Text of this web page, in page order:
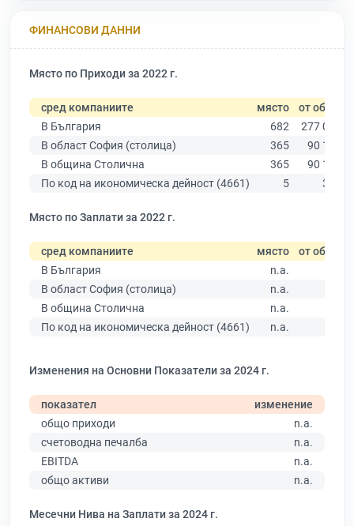
ФИНАНСОВИ ДАННИ
Място по Приходи за 2022 г.
сред компаниите място от общо
В България
682
277 019
В област София (столица)
365
90 178
В община Столична
365
90 178
По код на икономическа дейност (4661)
5 321
Място по Заплати за 2022 г.
сред компаниите място от общо
В България
n.a.
В област София (столица)
n.a.
В община Столична
n.a.
По код на икономическа дейност (4661)
n.a.
Изменения на Основни Показатели за 2024 г.
показател
изменение
общо приходи
n.a.
счетоводна печалба
n.a.
EBITDA
n.a.
общо активи
n.a.
Месечни Нива на Заплати за 2024 г.